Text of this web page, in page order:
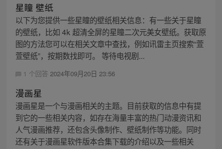
星瞳 壁纸
以下为您提供一些星瞳的壁纸相关信息：有一些关于星瞳
的壁纸，比如 4k 超清全屏的星瞳二次元美女壁纸。获取原
图的方法您可以在相关文章中查找，例如讯雷主页搜索“萱
萱壁纸”，按期数找即可。 等待电视剧...
1 个回答 2024年09月20日 23:56
漫画星
漫画星是一个与漫画相关的主题。目前获取的信息中有提
到它的一些相关内容，如存在海量丰富的热门动漫资讯和
人气漫画推荐，还包含头像制作、壁纸制作等功能。同时
还有关于漫画星软件版本合集下载的介绍以及一些相关